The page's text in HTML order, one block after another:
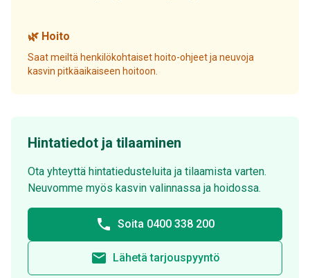
🌿 Hoito
Saat meiltä henkilökohtaiset hoito-ohjeet ja neuvoja
kasvin pitkäaikaiseen hoitoon.
Hintatiedot ja tilaaminen
Ota yhteyttä hintatiedusteluita ja tilaamista varten.
Neuvomme myös kasvin valinnassa ja hoidossa.
phone Soita 0400 338 200
email Lähetä tarjouspyyntö